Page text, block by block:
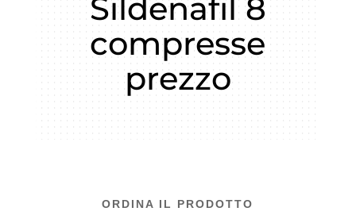
Sildenafil 8
compresse
prezzo
ORDINA IL PRODOTTO